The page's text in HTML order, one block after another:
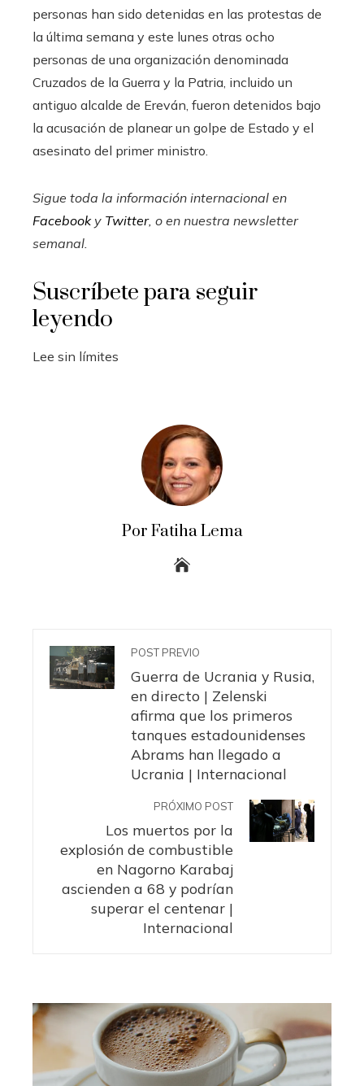
personas han sido detenidas en las protestas de
la última semana y este lunes otras ocho
personas de una organización denominada
Cruzados de la Guerra y la Patria, incluido un
antiguo alcalde de Ereván, fueron detenidos bajo
la acusación de planear un golpe de Estado y el
asesinato del primer ministro.
Sigue toda la información internacional en
Facebooky Twitter, o en nuestra newsletter
semanal.
Suscríbete para seguir
leyendo
Lee sin límites
Por Fatiha Lema
POST PREVIO
Guerra de Ucrania y Rusia,
en directo | Zelenski
afirma que los primeros
tanques estadounidenses
Abrams han llegado a
Ucrania | Internacional
PRÓXIMO POST
Los muertos por la
explosión de combustible
en Nagorno Karabaj
ascienden a 68 y podrían
superar el centenar |
Internacional